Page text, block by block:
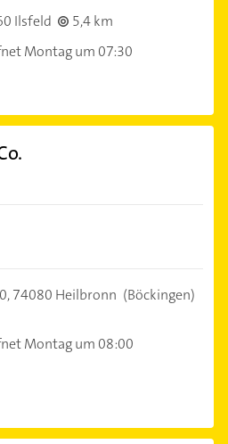
Ilsfeld
5,4 km
Montag um 07:30
74080 Heilbronn (Böckingen)
Montag um 08:00